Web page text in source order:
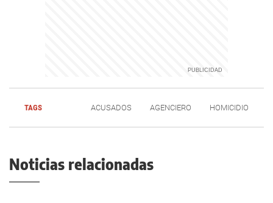
TAGS ACUSADOS AGENCIERO HOMICIDIO
Noticias relacionadas